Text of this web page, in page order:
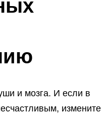
и мозга. И если в
измените